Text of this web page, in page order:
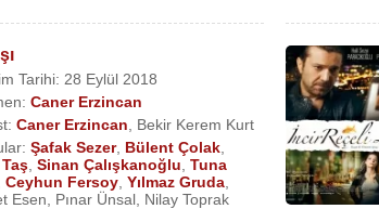
Tarihi: 28 Eylül 2018
Caner Erzincan
Caner Erzincan
Bekir Kerem Kurt
Şafak Sezer, Bülent Çolak
Sinan Çalışkanoğlu Tuna
Ceyhun Fersoy Yılmaz Gruda
Esen
Pınar Ünsal Nilay Toprak